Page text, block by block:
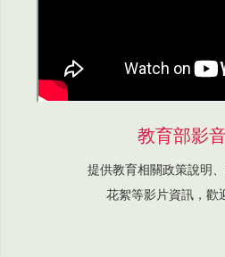
教育部影
提供教育相關政策說明
花絮等影片資訊，歡